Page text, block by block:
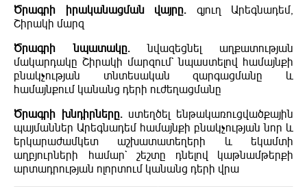
Ծրագրի իրականացման վայրը. գյուղ Արեգնադեմ,
Շիրակի մարզ
Ծրագրի նպատակը.նվազեցնել աղքատության
մակարդակը Շիրակի մարզում` նպաստելով համայնքի
բնակչության տնտեսական զարգացմանը և
համայնքում կանանց դերի ուժեղացմանը
Ծրագրի խնդիրները. ստեղծել ենթակառուցվածքային
պայմաններ Արեգնադեմ համայնքի բնակչության նոր և
երկարաժամկետ աշխատատեղերի և եկամտի
աղբյուրների համար` շեշտը դնելով կաթնամթերքի
արտադրության ոլորտում կանանց դերի վրա